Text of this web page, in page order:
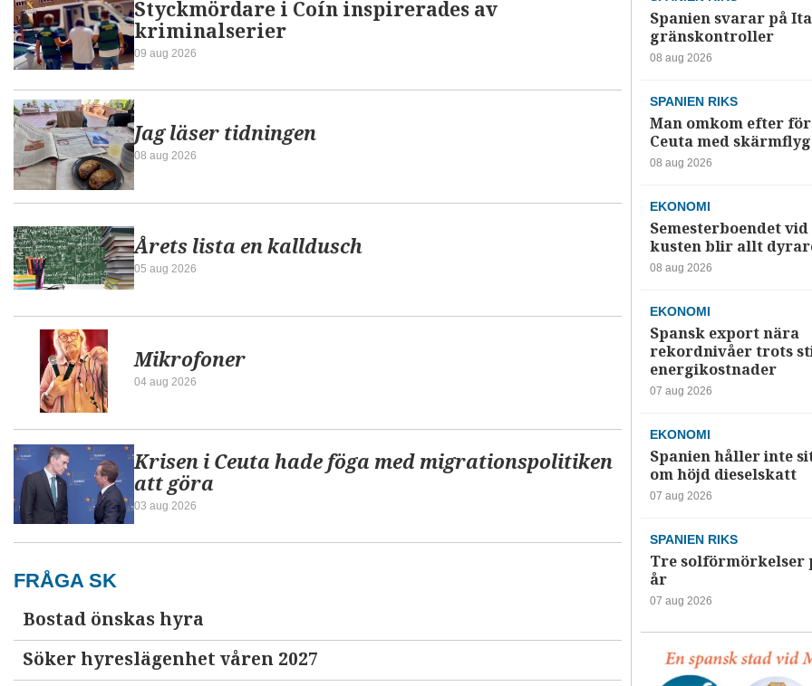
Styckmördare i Coín inspirerades av
kriminalserier
09 aug 2026
Jag läser tidningen
08 aug 2026
Årets lista en kalldusch
05 aug 2026
Mikrofoner
04 aug 2026
Krisen i Ceuta hade föga med migrationspolitiken
att göra
03 aug 2026
FRÅGA SK
Bostad önskas hyra
Söker hyreslägenhet våren 2027
Spanien svarar på
gränskontroller
08 aug 2026
SPANIEN RIKS
Man omkom efter
Ceuta med
08 aug 2026
EKONOMI
Semesterboendet
kusten blir allt
08 aug 2026
EKONOMI
Spansk export nära
rekordnivåer trots
energikostnader
07 aug 2026
EKONOMI
Spanien håller inte
om höjd dieselskatt
07 aug 2026
SPANIEN RIKS
Tre solförmörkelser
år
07 aug 2026